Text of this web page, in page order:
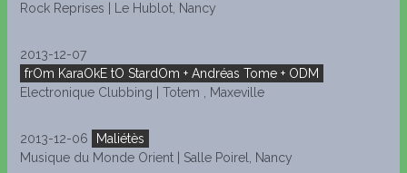
Rock Reprises | Le Hublot, Nancy
2013-12-07
frOm KaraOkE tO StardOm + Andréas Tome + ODM
Electronique Clubbing | Totem , Maxeville
2013-12-06
Maliétès
Musique du Monde Orient | Salle Poirel, Nancy